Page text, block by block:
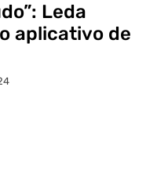
Leda
aplicativo de